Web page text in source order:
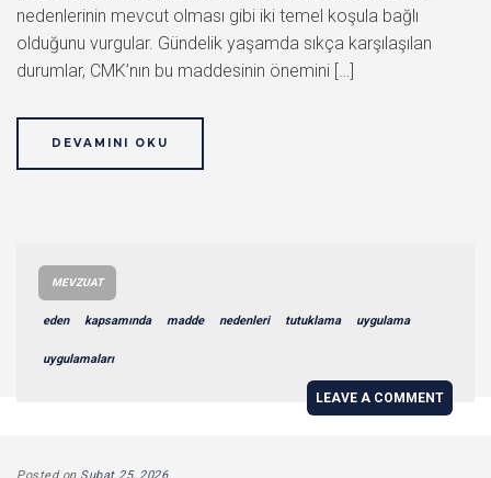
nedenlerinin mevcut olması gibi iki temel koşula bağlı
olduğunu vurgular. Gündelik yaşamda sıkça karşılaşılan
durumlar, CMK’nın bu maddesinin önemini […]
DEVAMINI OKU
MEVZUAT
eden kapsamında madde nedenleri tutuklama uygulama
uygulamaları
LEAVE A COMMENT